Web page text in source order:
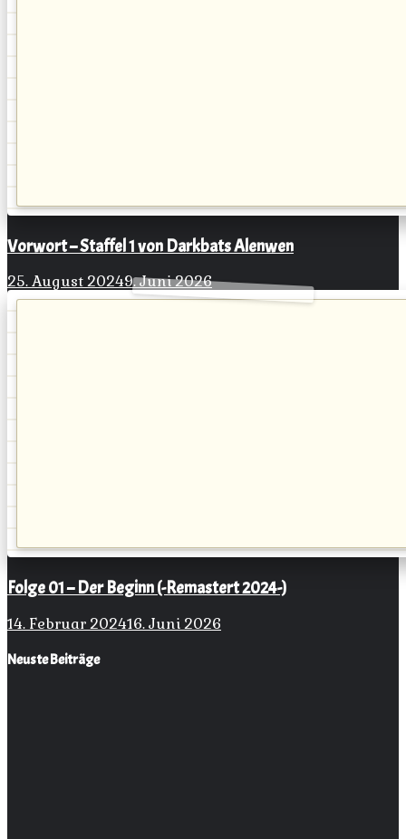
Vorwort – Staffel 1 von Darkbats Alenwen
25. August 20249. Juni 2026
Folge 01 – Der Beginn (-Remastert 2024-)
14. Februar 202416. Juni 2026
Neuste Beiträge